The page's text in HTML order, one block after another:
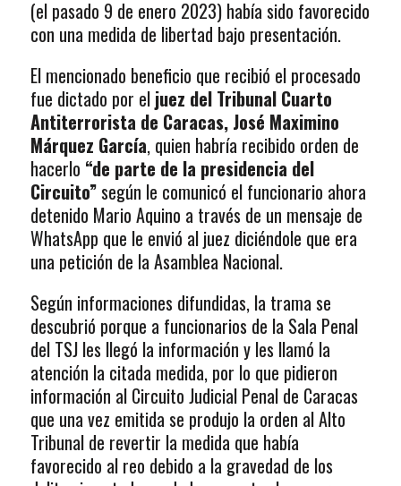
(el pasado 9 de enero 2023) había sido favorecido
con una medida de libertad bajo presentación.
El mencionado beneficio que recibió el procesado
fue dictado por el juez del Tribunal Cuarto
Antiterrorista de Caracas, José Maximino
Márquez García, quien habría recibido orden de
hacerlo “de parte de la presidencia del
Circuito”según le comunicó el funcionario ahora
detenido Mario Aquino a través de un mensaje de
WhatsApp que le envió al juez diciéndole que era
una petición de la Asamblea Nacional.
Según informaciones difundidas, la trama se
descubrió porque a funcionarios de la Sala Penal
del TSJ les llegó la información y les llamó la
atención la citada medida, por lo que pidieron
información al Circuito Judicial Penal de Caracas
que una vez emitida se produjo la orden al Alto
Tribunal de revertir la medida que había
favorecido al reo debido a la gravedad de los